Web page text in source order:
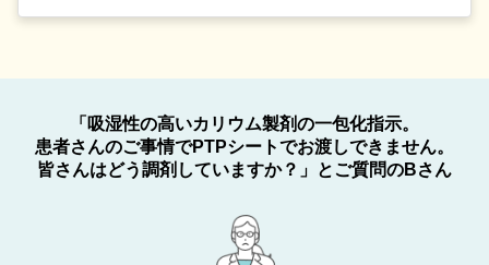
「吸湿性の高いカリウム製剤の一包化指示。
患者さんのご事情でPTPシートでお渡しできません。
皆さんはどう調剤していますか？」とご質問のBさん